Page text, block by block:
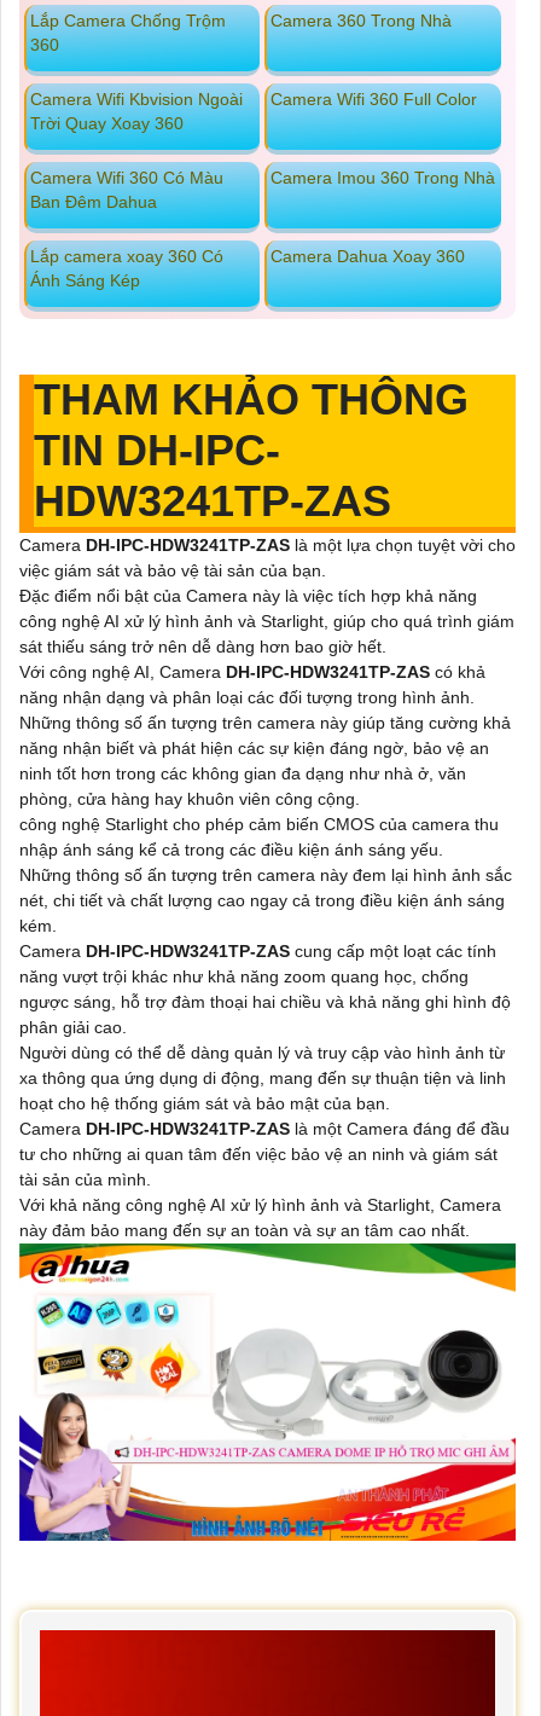
Lắp Camera Chống Trộm
360
Camera 360 Trong Nhà
Camera Wifi Kbvision Ngoài
Trời Quay Xoay 360
Camera Wifi 360 Full Color
Camera Wifi 360 Có Màu
Ban Đêm Dahua
Camera Imou 360 Trong Nhà
Lắp camera xoay 360 Có
Ánh Sáng Kép
Camera Dahua Xoay 360
THAM KHẢO THÔNG
TIN DH-IPC-
HDW3241TP-ZAS
Camera DH-IPC-HDW3241TP-ZAS là một lựa chọn tuyệt vời cho
việc giám sát và bảo vệ tài sản của bạn.
Đặc điểm nổi bật của Camera này là việc tích hợp khả năng
công nghệ AI xử lý hình ảnh và Starlight, giúp cho quá trình giám
sát thiếu sáng trở nên dễ dàng hơn bao giờ hết.
Với công nghệ AI, Camera DH-IPC-HDW3241TP-ZAS có khả
năng nhận dạng và phân loại các đối tượng trong hình ảnh.
Những thông số ấn tượng trên camera này giúp tăng cường khả
năng nhận biết và phát hiện các sự kiện đáng ngờ, bảo vệ an
ninh tốt hơn trong các không gian đa dạng như nhà ở, văn
phòng, cửa hàng hay khuôn viên công cộng.
công nghệ Starlight cho phép cảm biến CMOS của camera thu
nhập ánh sáng kể cả trong các điều kiện ánh sáng yếu.
Những thông số ấn tượng trên camera này đem lại hình ảnh sắc
nét, chi tiết và chất lượng cao ngay cả trong điều kiện ánh sáng
kém.
Camera DH-IPC-HDW3241TP-ZAS cung cấp một loạt các tính
năng vượt trội khác như khả năng zoom quang học, chống
ngược sáng, hỗ trợ đàm thoại hai chiều và khả năng ghi hình độ
phân giải cao.
Người dùng có thể dễ dàng quản lý và truy cập vào hình ảnh từ
xa thông qua ứng dụng di động, mang đến sự thuận tiện và linh
hoạt cho hệ thống giám sát và bảo mật của bạn.
Camera DH-IPC-HDW3241TP-ZAS là một Camera đáng để đầu
tư cho những ai quan tâm đến việc bảo vệ an ninh và giám sát
tài sản của mình.
Với khả năng công nghệ AI xử lý hình ảnh và Starlight, Camera
này đảm bảo mang đến sự an toàn và sự an tâm cao nhất.